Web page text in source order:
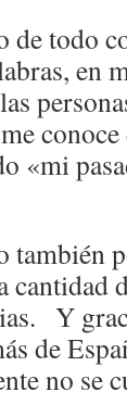
de todo
en
«mi
también
cantidad
Y
de
no se